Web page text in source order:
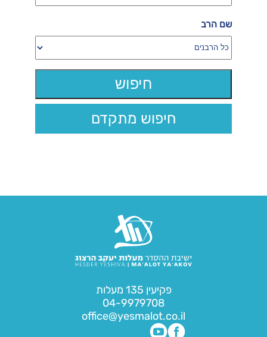
שם הרב
חיפוש מתקדם
פקיעין 135 מעלות
04-9979708
office@yesmalot.co.il